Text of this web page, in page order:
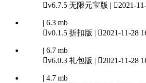
v6.7.5 无限元宝版 | 2021-
| 6.3 mb
v0.1.5 折扣版 | 2021-11-28
| 6.7 mb
v6.0.3 礼包版 | 2021-11-28
| 4.7 mb